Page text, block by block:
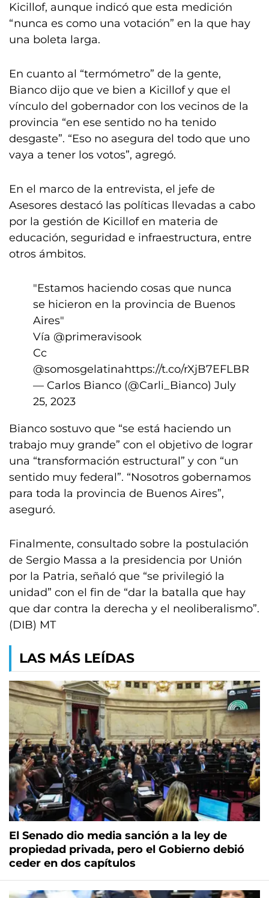
Kicillof, aunque indicó que esta medición
“nunca es como una votación” en la que hay
una boleta larga.
En cuanto al “termómetro” de la gente,
Bianco dijo que ve bien a Kicillof y que el
vínculo del gobernador con los vecinos de la
provincia “en ese sentido no ha tenido
desgaste”. “Eso no asegura del todo que uno
vaya a tener los votos”, agregó.
En el marco de la entrevista, el jefe de
Asesores destacó las políticas llevadas a cabo
por la gestión de Kicillof en materia de
educación, seguridad e infraestructura, entre
otros ámbitos.
"Estamos haciendo cosas que nunca
se hicieron en la provincia de Buenos
Aires"
Vía @primeravisook
Cc
@somosgelatinahttps://t.co/rXjB7EFLBR
— Carlos Bianco (@Carli_Bianco) July
25, 2023
Bianco sostuvo que “se está haciendo un
trabajo muy grande” con el objetivo de lograr
una “transformación estructural” y con “un
sentido muy federal”. “Nosotros gobernamos
para toda la provincia de Buenos Aires”,
aseguró.
Finalmente, consultado sobre la postulación
de Sergio Massa a la presidencia por Unión
por la Patria, señaló que “se privilegió la
unidad” con el fin de “dar la batalla que hay
que dar contra la derecha y el neoliberalismo”.
(DIB) MT
LAS MÁS LEÍDAS
El Senado dio media sanción a la ley de
propiedad privada, pero el Gobierno debió
ceder en dos capítulos